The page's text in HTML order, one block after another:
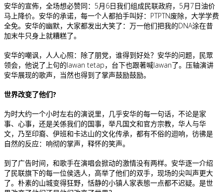
安华的宣佈，全场想必赞同：5月6日我们组成民联政府，5月7日油价
马上降价。安华的承诺，每一个人都拍手叫好：PTPTN废除，大学学费
全免。安华的幽默，大家都发出大笑了：万一他们把我的DNA涂在昔
加末牛只身上就糟糕了。
安华的嘲讽，人人心照：除了朋党，谁得到好处？安华的问题，民眾
领会，他说了上句的lawan tetap，台下也跟著喊lawan了。压轴演讲
安华展现的歌声，当然也得到了掌声鼓励鼓励。
世界改变了他们?
为时大约一个小时左右的演说里，几乎安华的每一句话，不论是家
事、心事，还是关係我们的国事，举凡国文和官方宗教，华人与华
文，乃至印裔、伊班和卡达山的文化传承，都有不俗的迴响，彷彿是
自然的反应：响彻的掌声，释怀的笑声。
到了广告时间，和歌手在演唱会掀动的激情没有两样。安华逐一介绍
了民联旗下的每一位侯选人，高举了他们的双手，现场的尖叫声更大
了。朴素的山城变得狂野，恬静的小镇人家表態一点都不迟疑。是世